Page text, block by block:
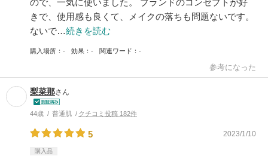
きで、使用感も良くて、メイクの落ちも問題ないです。
ないで…続きを読む
購入場所 - 効果 - 関連ワード -
参考になった
梨菜那さん
44歳 普通肌 クチコミ投稿 182件
5 2023/1/10
購入品